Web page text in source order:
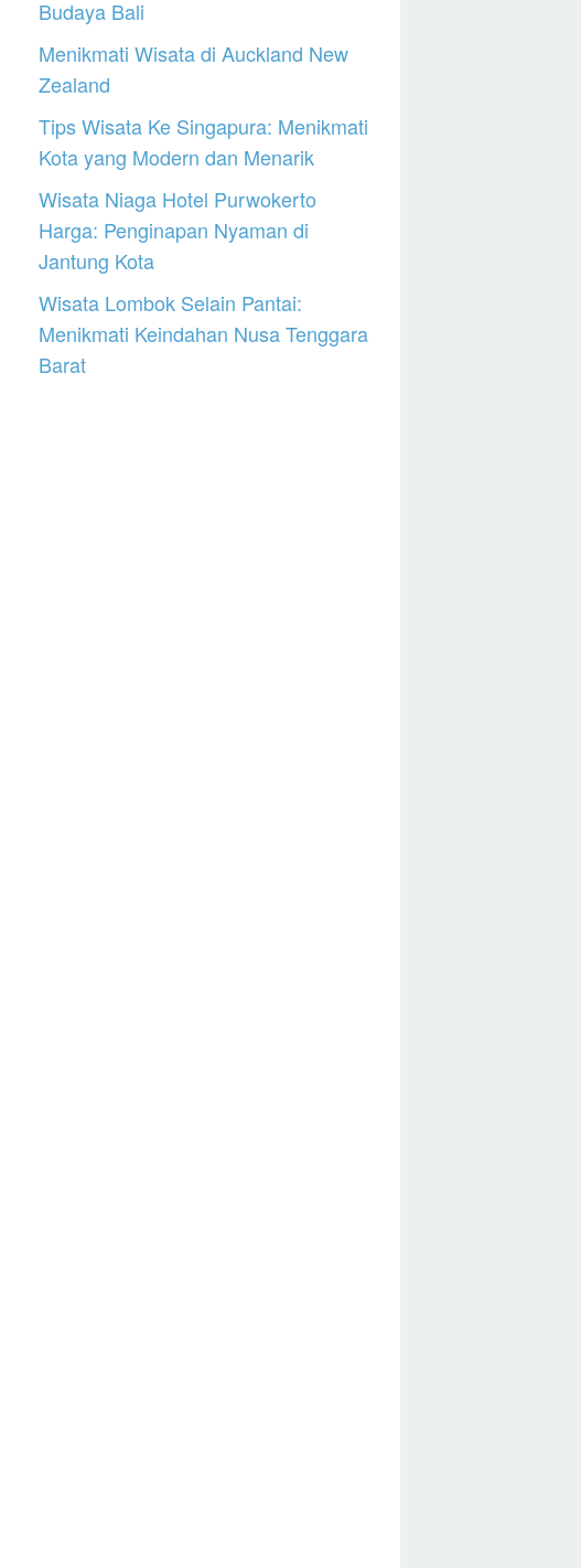
Budaya Bali
Menikmati Wisata di Auckland New
Zealand
Tips Wisata Ke Singapura: Menikmati
Kota yang Modern dan Menarik
Wisata Niaga Hotel Purwokerto
Harga: Penginapan Nyaman di
Jantung Kota
Wisata Lombok Selain Pantai:
Menikmati Keindahan Nusa Tenggara
Barat